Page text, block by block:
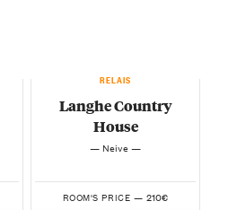
RELAIS
Langhe Country
House
— Neive —
ROOM'S PRICE — 210€